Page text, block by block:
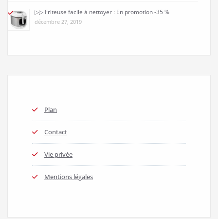
▷▷ Friteuse facile à nettoyer : En promotion -35 %
décembre 27, 2019
Plan
Contact
Vie privée
Mentions légales